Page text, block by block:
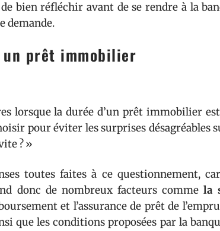
bien réfléchir avant de se rendre à la
demande.
prêt immobilier
lorsque la durée d’un prêt immobilier
pour éviter les surprises désagréables
? »
toutes faites à ce questionnement,
donc de nombreux facteurs comme la
et l’assurance de prêt de
que les conditions proposées par la